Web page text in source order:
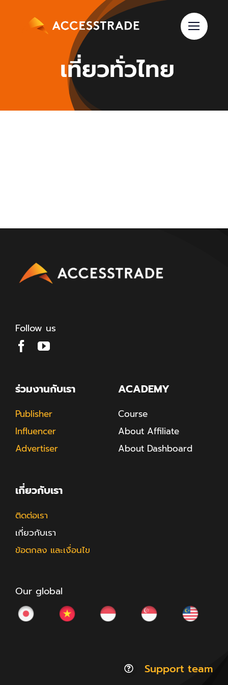
เที่ยวทั่วไทย
Follow us
ร่วมงานกับเรา
Publisher
Influencer
Advertiser
ACADEMY
Course
About Affiliate
About Dashboard
เกี่ยวกับเรา
ติดต่อเรา
เกี่ยวกับเรา
ข้อตกลง และเงื่อนไข
Our global
Support team